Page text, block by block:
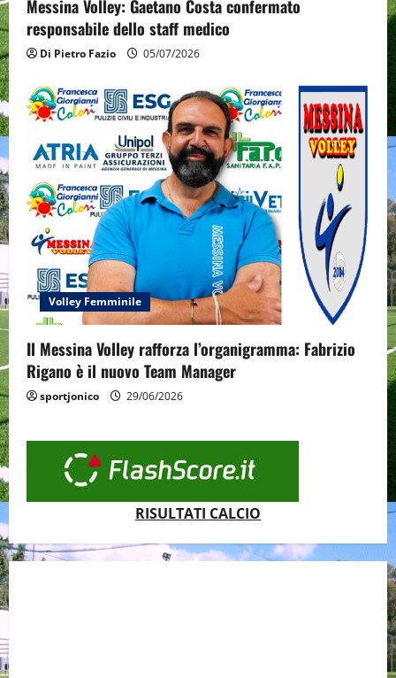
Messina Volley: Gaetano Costa confermato
responsabile dello staff medico
Di Pietro Fazio 05/07/2026
Volley Femminile
Il Messina Volley rafforza l’organigramma: Fabrizio
Rigano è il nuovo Team Manager
sportjonico 29/06/2026
RISULTATI CALCIO